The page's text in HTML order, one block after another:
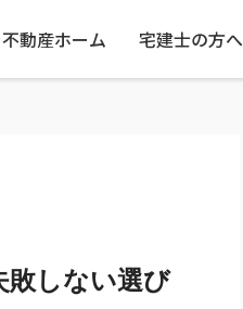
動産ホーム 宅建士の方へ
敗しない選び